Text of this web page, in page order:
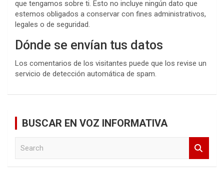
que tengamos sobre ti. Esto no incluye ningún dato que
estemos obligados a conservar con fines administrativos,
legales o de seguridad.
Dónde se envían tus datos
Los comentarios de los visitantes puede que los revise un
servicio de detección automática de spam.
BUSCAR EN VOZ INFORMATIVA